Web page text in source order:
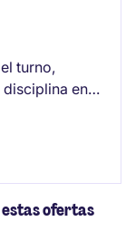
turno,
en
estas ofertas